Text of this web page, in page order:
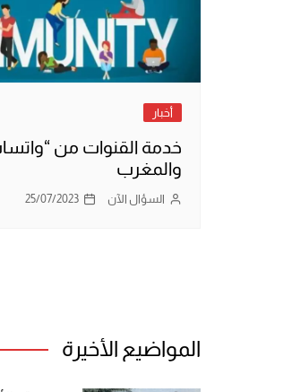
أخبار
خدمة القنوات من
والمغرب
السؤال الآن 25/07/2023
المواضيع الأخيرة